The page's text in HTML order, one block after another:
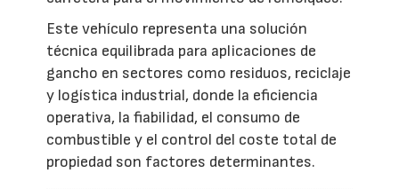
Este vehículo representa una solución
técnica equilibrada para aplicaciones de
gancho en sectores como residuos, reciclaje
y logística industrial, donde la eficiencia
operativa, la fiabilidad, el consumo de
combustible y el control del coste total de
propiedad son factores determinantes.